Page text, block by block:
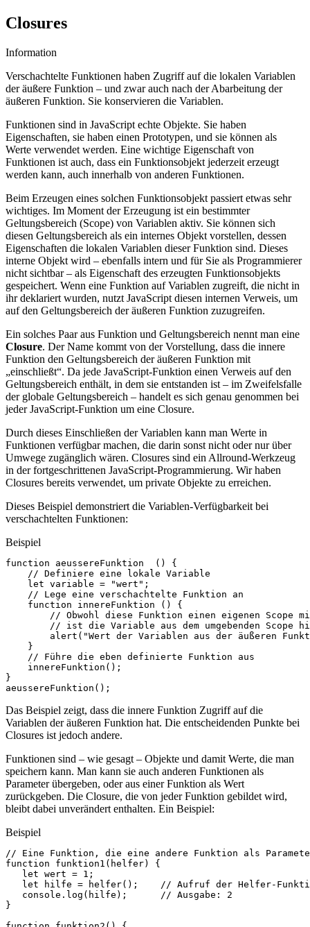
Closures
Information
Verschachtelte Funktionen haben Zugriff auf die lokalen Variablen
der äußere Funktion – und zwar auch nach der Abarbeitung der
äußeren Funktion. Sie konservieren die Variablen.
Funktionen sind in JavaScript echte Objekte. Sie haben
Eigenschaften, sie haben einen Prototypen, und sie können als
Werte verwendet werden. Eine wichtige Eigenschaft von
Funktionen ist auch, dass ein Funktionsobjekt jederzeit erzeugt
werden kann, auch innerhalb von anderen Funktionen.
Beim Erzeugen eines solchen Funktionsobjekt passiert etwas sehr
wichtiges. Im Moment der Erzeugung ist ein bestimmter
Geltungsbereich (Scope) von Variablen aktiv. Sie können sich
diesen Geltungsbereich als ein internes Objekt vorstellen, dessen
Eigenschaften die lokalen Variablen dieser Funktion sind. Dieses
interne Objekt wird – ebenfalls intern und für Sie als Programmierer
nicht sichtbar – als Eigenschaft des erzeugten Funktionsobjekts
gespeichert. Wenn eine Funktion auf Variablen zugreift, die nicht in
ihr deklariert wurden, nutzt JavaScript diesen internen Verweis, um
auf den Geltungsbereich der äußeren Funktion zuzugreifen.
Ein solches Paar aus Funktion und Geltungsbereich nennt man eine
Closure. Der Name kommt von der Vorstellung, dass die innere
Funktion den Geltungsbereich der äußeren Funktion mit
„einschließt“. Da jede JavaScript-Funktion einen Verweis auf den
Geltungsbereich enthält, in dem sie entstanden ist – im Zweifelsfalle
der globale Geltungsbereich – handelt es sich genau genommen bei
jeder JavaScript-Funktion um eine Closure.
Durch dieses Einschließen der Variablen kann man Werte in
Funktionen verfügbar machen, die darin sonst nicht oder nur über
Umwege zugänglich wären. Closures sind ein Allround-Werkzeug
in der fortgeschrittenen JavaScript-Programmierung. Wir haben
Closures bereits verwendet, um private Objekte zu erreichen.
Dieses Beispiel demonstriert die Variablen-Verfügbarkeit bei
verschachtelten Funktionen:
Beispiel
function aeussereFunktion ()
{
// Definiere eine lokale Variable
let variable = "wert" ;
// Lege eine verschachtelte Funktion an
function
innereFunktion ()
{
// Obwohl diese Funktion einen eigenen Scope
// ist die Variable aus dem umgebenden Scope
alert ( "Wert der Variablen aus der äußeren
}
// Führe die eben definierte Funktion aus
innereFunktion ();
}
aeussereFunktion ();
Das Beispiel zeigt, dass die innere Funktion Zugriff auf die
Variablen der äußeren Funktion hat. Die entscheidenden Punkte bei
Closures ist jedoch andere.
Funktionen sind – wie gesagt – Objekte und damit Werte, die man
speichern kann. Man kann sie auch anderen Funktionen als
Parameter übergeben, oder aus einer Funktion als Wert
zurückgeben. Die Closure, die von jeder Funktion gebildet wird,
bleibt dabei unverändert enthalten. Ein Beispiel:
Beispiel
// Eine Funktion, die eine andere Funktion als
function
funktion1 ( helfer)
{
let wert = 1 ;
let
hilfe = helfer();
// Aufruf der Helfer-
console . log ( hilfe );
// Ausgabe: 2
}